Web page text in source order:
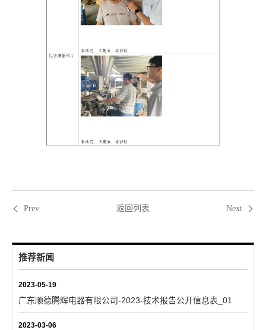
Prev 返回列表 Next
推荐新闻
2023-05-19
广东顺德腾辉电器有限公司-2023-技术报告公开信息表_01
2023-03-06